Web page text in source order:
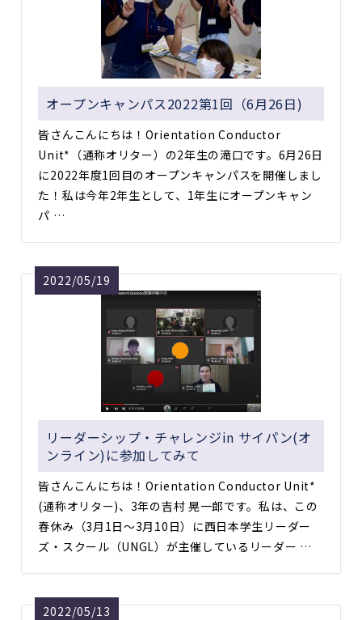
オープンキャンパス2022第1回（6月26日)
皆さんこんにちは！Оrientation Conductor
Unit*（通称オリター）の2年生の滝口です。6月26日
に2022年度1回目のオープンキャンパスを開催しまし
た！私は今年2年生として、1年生にオープンキャン
パ …
2022/05/19
リーダーシップ・チャレンジin サイパン(オ
ンライン)に参加してみて
皆さんこんにちは！Orientation Conductor Unit*
(通称オリター)、3年の吉村 晃一郎です。私は、この
春休み（3月1日〜3月10日）に西日本学生リーダー
ズ・スクール（UNGL）が主催しているリーダー …
2022/05/13